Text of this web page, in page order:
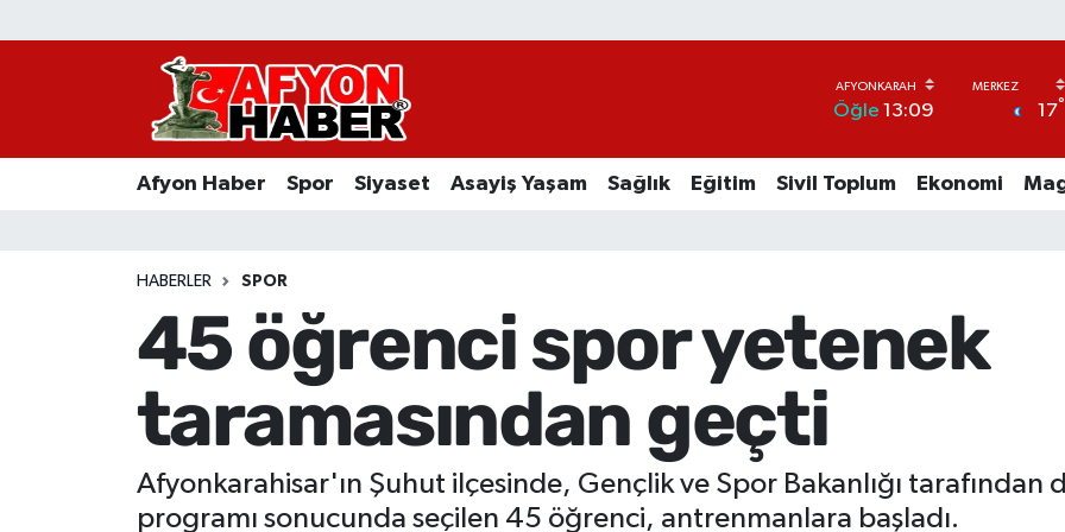
Öğle 13:09 17°
Afyon Haber Spor Siyaset Asayiş Yaşam Sağlık Eğitim Sivil Toplum Ekonomi
HABERLER SPOR
45 öğrenci spor yetenek
taramasından geçti
Afyonkarahisar'ın Şuhut ilçesinde, Gençlik ve Spor Bakanlığı
programı sonucunda seçilen 45 öğrenci, antrenmanlara başladı.
Afyon Haber
Asayiş Yaşam
Sivil Toplum
Ekonomi